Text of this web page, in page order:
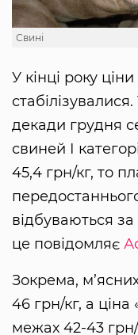
Свині
У кінці року
декади грудня
свиней І
45,4 грн/кг, то
відбуваються
це повідомляє
Зокрема,
46 грн/кг, а ціна
межах 42-43